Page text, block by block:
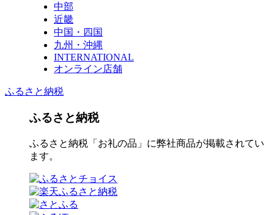
中部
近畿
中国・四国
九州・沖縄
INTERNATIONAL
オンライン店舗
ふるさと納税
ふるさと納税
ふるさと納税「お礼の品」に弊社商品が掲載されてい
ます。